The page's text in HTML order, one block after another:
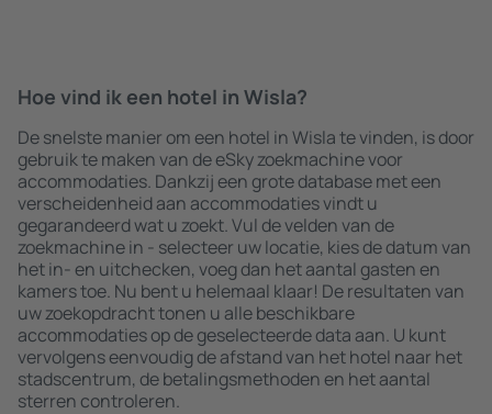
Hoe vind ik een hotel in Wisla?
De snelste manier om een hotel in Wisla te vinden, is door
gebruik te maken van de eSky zoekmachine voor
accommodaties. Dankzij een grote database met een
verscheidenheid aan accommodaties vindt u
gegarandeerd wat u zoekt. Vul de velden van de
zoekmachine in - selecteer uw locatie, kies de datum van
het in- en uitchecken, voeg dan het aantal gasten en
kamers toe. Nu bent u helemaal klaar! De resultaten van
uw zoekopdracht tonen u alle beschikbare
accommodaties op de geselecteerde data aan. U kunt
vervolgens eenvoudig de afstand van het hotel naar het
stadscentrum, de betalingsmethoden en het aantal
sterren controleren.